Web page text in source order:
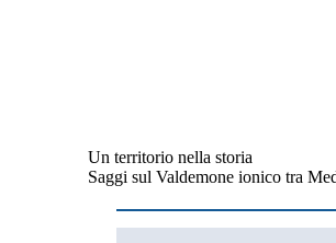
Un territorio nella storia
Saggi sul Valdemone ionico tra